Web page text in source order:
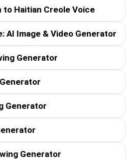
to Haitian Creole Voice
AI Image & Video Generator
Generator
Generator
Generator